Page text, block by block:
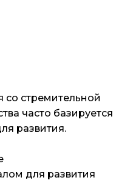
со стремительной
часто базируется
развития.
для развития